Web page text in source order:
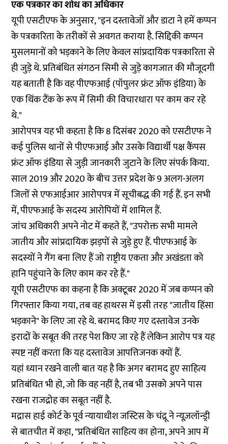
एक पत्रकार का शोध का अधिकार
यूपी एसटीएफ के अनुसार, "इन दस्तावेजों और डाटा ने हमें कप्पन
के पत्रकारिता के तरीकों से अवगत कराया है. सिद्दिकी कप्पन
मुसलमानों को भड़काने के लिए केवल सांप्रदायिक पत्रकारिता से
ही जुड़े थे. प्रतिबंधित संगठन सिमी से जुड़े कागजात की मौजूदगी
यह बताती है कि वह पीएफआई (पॉपुलर फ्रंट ऑफ इंडिया) के
एक थिंक टैंक के रूप में सिमी की विचारधारा पर काम कर रहे
थे."
आरोपपत्र यह भी कहता है कि 8 दिसंबर 2020 को एसटीएफ ने
कई पुलिस थानों से पीएफआई और उसके विद्यार्थी पक्ष कैंपस
फ्रंट ऑफ इंडिया से जुड़ी जानकारी जुटाने के लिए संपर्क किया.
साल 2019 और 2020 के बीच उत्तर प्रदेश के 9 अलग-अलग
जिलों से एफआईआर आरोपपत्र में सूचीबद्ध की गई हैं. इन सभी
में, पीएफआई के सदस्य आरोपियों में शामिल हैं.
जांच अधिकारी अपने नोट में कहते हैं, "उपरोक्त सभी मामले
जातीय और सांप्रदायिक झड़पों से जुड़े हुए हैं. पीएफआई के
सदस्यों ने गैंग बना लिए हैं जो राष्ट्रीय एकता और अखंडता को
हानि पहुंचाने के लिए काम कर रहे हैं."
यूपी एसटीएफ का कहना है कि अक्टूबर 2020 में जब कप्पन को
गिरफ्तार किया गया, तब वह हाथरस में इसी तरह "जातीय हिंसा
भड़काने" के लिए जा रहे थे. बरामद किए गए दस्तावेज उनके
इरादों के सबूत की तरह पेश किए जा रहे हैं लेकिन आरोप पत्र यह
स्पष्ट नहीं करता कि यह दस्तावेज आपत्तिजनक क्यों हैं.
यहां ध्यान रखने वाली बात यह है कि अगर बरामद हुए साहित्य
प्रतिबंधित भी हो, जो कि वह नहीं है, तब भी उसको अपने पास
रखना राजद्रोह का सबूत नहीं है.
मद्रास हाई कोर्ट के पूर्व न्यायाधीश जस्टिस के चंद्रू ने न्यूज़लॉन्ड्री
से बातचीत में कहा, "प्रतिबंधित साहित्य का होना, अपने आप में